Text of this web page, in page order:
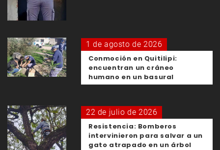
1 de agosto de 2026
Conmoción en Quitilipi:
encuentran un cráneo
humano en un basural
22 de julio de 2026
Resistencia: Bomberos
intervinieron para salvar a un
gato atrapado en un árbol